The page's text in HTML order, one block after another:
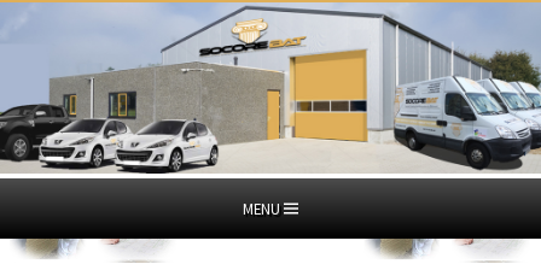
MENU